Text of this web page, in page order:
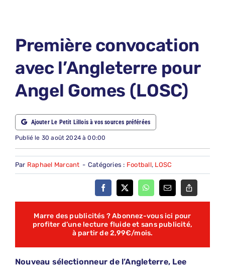
ABONNEMENTS
NOUS CONTACTER
NOUS SUIVRE
Première convocation
avec l’Angleterre pour
Angel Gomes (LOSC)
Ajouter Le Petit Lillois à vos sources préférées
Publié le 30 août 2024 à 00:00
Par Raphael Marcant - Catégories : Football, LOSC
Marre des publicités ? Abonnez-vous ici pour
profiter d’une lecture fluide et sans publicité,
à partir de 2,99€/mois.
Nouveau sélectionneur de l’Angleterre, Lee